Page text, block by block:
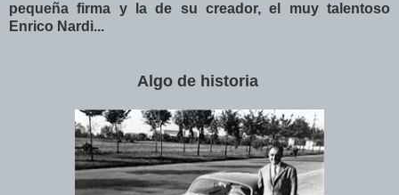
pequeña firma y la de su creador, el muy talentoso
Enrico Nardi...
Algo de historia